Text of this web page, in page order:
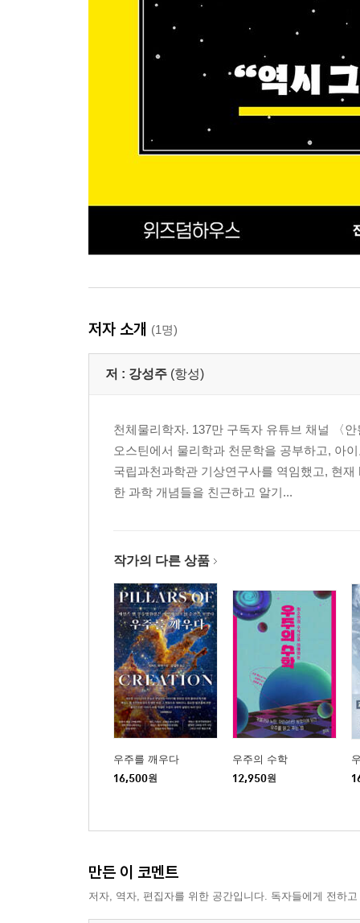
저자 소개 (1명)
저 : 강성주 (항성)
천체물리학자. 137만 구독자 유튜브 채널 〈
오스틴에서 물리학과 천문학을 공부하고, 아
국립과천과학관 기상연구사를 역임했고, 현
한 과학 개념들을 친근하고 알기...
작가의 다른 상품
우주를 깨우다
16,500원
우주의 수학
12,950원
만든 이 코멘트
저자, 역자, 편집자를 위한 공간입니다. 독자들에게 전하